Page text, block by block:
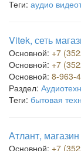
Теги: аудио
Vitek, сеть
Основной: +7
Основной: +7
Основной: 8-963-
Раздел:
Теги: бытовая
Атлант,
Основной: +7